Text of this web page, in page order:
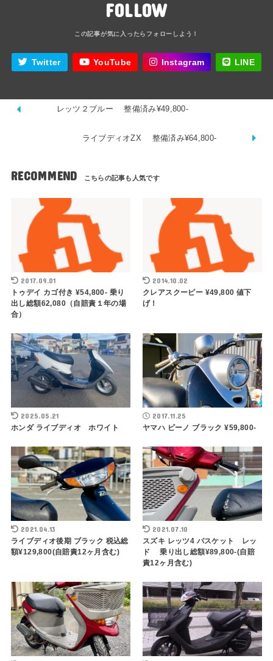
FOLLOW
Twitter YouTube Instagram LINE
レッツ２ブルー 整備済み¥49,800-
ライブディオZX 整備済み¥64,800-
RECOMMEND
2017.09.01
トゥデイ カゴ付き ¥54,800- 乗り
出し総額62,080（自賠責１年の場
合）
2014.10.02
クレアスクーピー ¥49,800 値下
げ！
2025.05.21
ホンダ ライブディオ ホワイト
2017.11.25
ヤマハ ビーノ ブラック ¥59,800-
2021.04.13
ライブディオ後期 ブラック 税込総
額¥129,800(自賠責12ヶ月含む)
2021.07.10
スズキ レッツ4 バスケット レッ
ド 乗り出し総額¥89,800-(自賠
責12ヶ月含む)